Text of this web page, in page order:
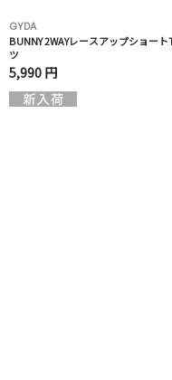
GYDA
BUNNY 2WAYレースアップショート
ツ
5,990 円